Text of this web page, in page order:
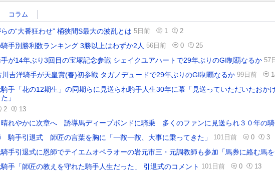
コラム
の“大番狂わせ” 桶狭間S最大の波乱とは 5日前 1 2
手別勝利数ランキング 3勝以上はわずか2人 56日前 0 25
が14年ぶり3回目の宝塚記念参戦 シェイクユアハートで29年ぶりのGI制覇なるか 57
吉洋騎手が天皇賞(春)初参戦 タガノデュードで29年ぶりのGI制覇なるか 99日前
手「花の12期生」の同期らに見送られ騎手人生30年に幕「見送っていただいたおか
」
2 13
れやかに次章へ 誘導馬ディープボンドに騎乗 多くのファンに見送られ３０年の騎
騎手引退式 師匠の言葉を胸に「一鞍一鞍、大事に乗ってきた」 101日前 0 3
手引退式に恩師でテイエムオペラオーの岩元市三・元調教師も参加「馬券に絡む馬を
手「師匠の教えを守れた騎手人生だった」 引退式のコメント 101日前 0 13